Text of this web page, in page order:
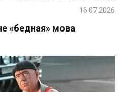
«бедная» мова
16.07.2026